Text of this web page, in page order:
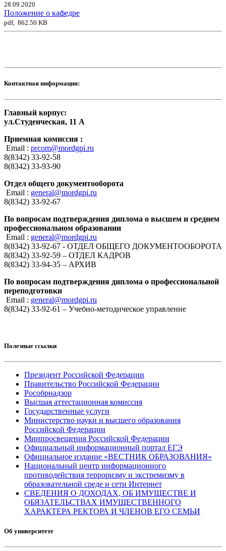
28.09.2020
Положение о кафедре
pdf, 862.50 KB
Контактная информация:
Главный корпус:
ул.Студенческая, 11 А
Приемная комиссия :
Email : prcom@mordgpi.ru
8(8342) 33-92-58
8(8342) 33-93-90
Отдел общего документооборота
Email : general@mordgpi.ru
8(8342) 33-92-67
По вопросам подтверждения диплома о высшем и среднем
профессиональном образовании
Email : general@mordgpi.ru
8(8342) 33-92-67 - ОТДЕЛ ОБЩЕГО ДОКУМЕНТООБОРОТА
8(8342) 33-92-59 – ОТДЕЛ КАДРОВ
8(8342) 33-94-35 – АРХИВ
По вопросам подтверждения диплома о профессиональной
переподготовки
Email : general@mordgpi.ru
8(8342) 33-92-61 – Учебно-методическое управление
Полезные ссылки
Президент Российской Федерации
Правительство Российской Федерации
Рособрнадзор
Высшая аттестационная комиссия
Государственные услуги
Министерство науки и высшего образования
Российской Федерации
Минпросвещения Российской Федерации
Официальный информационный портал ЕГЭ
Официальное издание «ВЕСТНИК ОБРАЗОВАНИЯ»
Национальный центр информационного
противодействия терроризму и экстремизму в
образовательной среде и сети Интернет
СВЕДЕНИЯ О ДОХОДАХ, ОБ ИМУЩЕСТВЕ И
ОБЯЗАТЕЛЬСТВАХ ИМУЩЕСТВЕННОГО
ХАРАКТЕРА РЕКТОРА И ЧЛЕНОВ ЕГО СЕМЬИ
Об университете